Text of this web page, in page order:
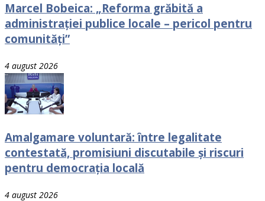
Marcel Bobeica: „Reforma grăbită a
administrației publice locale – pericol pentru
comunități”
4 august 2026
Amalgamare voluntară: între legalitate
contestată, promisiuni discutabile și riscuri
pentru democrația locală
4 august 2026